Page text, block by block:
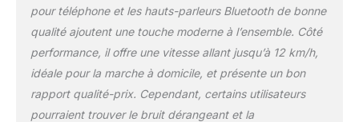
pour téléphone et les hauts-parleurs Bluetooth de bonne
qualité ajoutent une touche moderne à l’ensemble. Côté
performance, il offre une vitesse allant jusqu’à 12 km/h,
idéale pour la marche à domicile, et présente un bon
rapport qualité-prix. Cependant, certains utilisateurs
pourraient trouver le bruit dérangeant et la